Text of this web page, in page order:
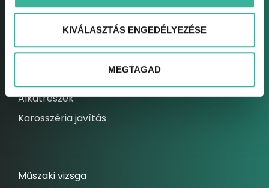
KIVÁLASZTÁS ENGEDÉLYEZÉSE
MEGTAGAD
Elektromos autó szerviz
Állandó szolgáltatásaink
Alkatrészek
Karosszéria javítás
Műszaki vizsga